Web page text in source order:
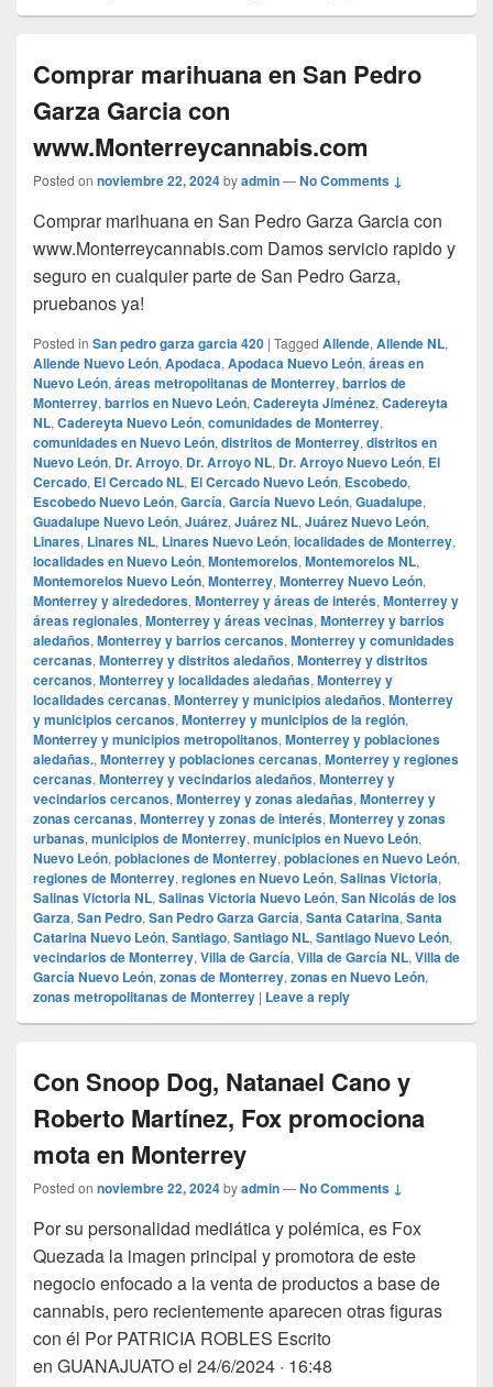
Comprar marihuana en San Pedro
Garza Garcia con
www.Monterreycannabis.com
Posted on noviembre 22, 2024byadmin—No Comments ↓
Comprar marihuana en San Pedro Garza Garcia con
www.Monterreycannabis.com Damos servicio rapido y
seguro en cualquier parte de San Pedro Garza,
pruebanos ya!
Posted in San pedro garza garcia 420 | Tagged Allende, Allende NL,
Allende Nuevo León, Apodaca, Apodaca Nuevo León, áreas en
Nuevo León, áreas metropolitanas de Monterrey, barrios de
Monterrey, barrios en Nuevo León, Cadereyta Jiménez, Cadereyta
NL, Cadereyta Nuevo León, comunidades de Monterrey,
comunidades en Nuevo León, distritos de Monterrey, distritos en
Nuevo León, Dr. Arroyo, Dr. Arroyo NL, Dr. Arroyo Nuevo León, El
Cercado, El Cercado NL, El Cercado Nuevo León, Escobedo,
Escobedo Nuevo León, García, García Nuevo León, Guadalupe,
Guadalupe Nuevo León, Juárez, Juárez NL, Juárez Nuevo León,
Linares, Linares NL, Linares Nuevo León, localidades de Monterrey,
localidades en Nuevo León, Montemorelos, Montemorelos NL,
Montemorelos Nuevo León, Monterrey, Monterrey Nuevo León,
Monterrey y alrededores, Monterrey y áreas de interés, Monterrey y
áreas regionales, Monterrey y áreas vecinas, Monterrey y barrios
aledaños, Monterrey y barrios cercanos, Monterrey y comunidades
cercanas, Monterrey y distritos aledaños, Monterrey y distritos
cercanos, Monterrey y localidades aledañas, Monterrey y
localidades cercanas, Monterrey y municipios aledaños, Monterrey
y municipios cercanos, Monterrey y municipios de la región,
Monterrey y municipios metropolitanos, Monterrey y poblaciones
aledañas., Monterrey y poblaciones cercanas, Monterrey y regiones
cercanas, Monterrey y vecindarios aledaños, Monterrey y
vecindarios cercanos, Monterrey y zonas aledañas, Monterrey y
zonas cercanas, Monterrey y zonas de interés, Monterrey y zonas
urbanas, municipios de Monterrey, municipios en Nuevo León,
Nuevo León, poblaciones de Monterrey, poblaciones en Nuevo León,
regiones de Monterrey, regiones en Nuevo León, Salinas Victoria,
Salinas Victoria NL, Salinas Victoria Nuevo León, San Nicolás de los
Garza, San Pedro, San Pedro Garza García, Santa Catarina, Santa
Catarina Nuevo León, Santiago, Santiago NL, Santiago Nuevo León,
vecindarios de Monterrey, Villa de García, Villa de García NL, Villa de
García Nuevo León, zonas de Monterrey, zonas en Nuevo León,
zonas metropolitanas de Monterrey | Leave a reply
Con Snoop Dog, Natanael Cano y
Roberto Martínez, Fox promociona
mota en Monterrey
Posted on noviembre 22, 2024byadmin—No Comments ↓
Por su personalidad mediática y polémica, es Fox
Quezada la imagen principal y promotora de este
negocio enfocado a la venta de productos a base de
cannabis, pero recientemente aparecen otras figuras
con él Por PATRICIA ROBLES Escrito
en GUANAJUATO el 24/6/2024 · 16:48